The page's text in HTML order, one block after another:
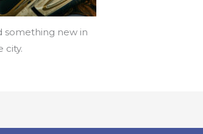
something new in
city.